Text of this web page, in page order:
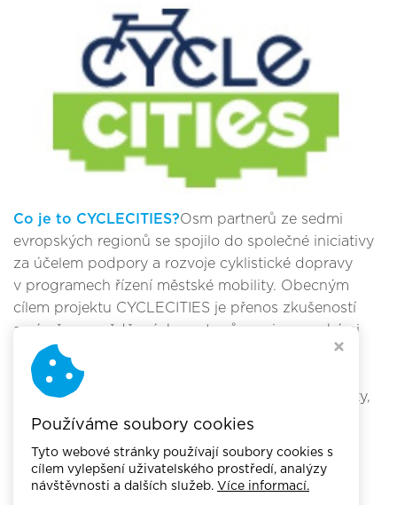
Co je to CYCLECITIES?Osm partnerů ze sedmi
evropských regionů se spojilo do společné iniciativy
za účelem podpory a rozvoje cyklistické dopravy
v programech řízení městské mobility. Obecným
cílem projektu CYCLECITIES je přenos zkušeností
a výměna osvědčených postupů mezi evropskými
městy. Dalším úkolem projektu je budování
znalostního kapitálu, který pomůže integrovat
cyklodopravu do programů řízení městské mobility,
s cílem zlepšit celkové podmínky pro dopravu
Používáme soubory cookies
Tyto webové stránky používají soubory cookies s
cílem vylepšení uživatelského prostředí, analýzy
návštěvnosti a dalších služeb. Více informací.